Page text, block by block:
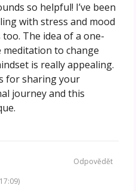
so helpful! I’ve been
with stress and mood
too. The idea of a one-
meditation to change
is really appealing.
for sharing your
journey and this
Odpovědět